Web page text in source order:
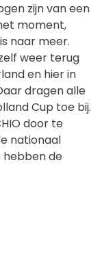
zijn van een
moment,
naar meer.
weer terug
en hier in
dragen alle
Cup toe bij.
door te
nationaal
hebben de